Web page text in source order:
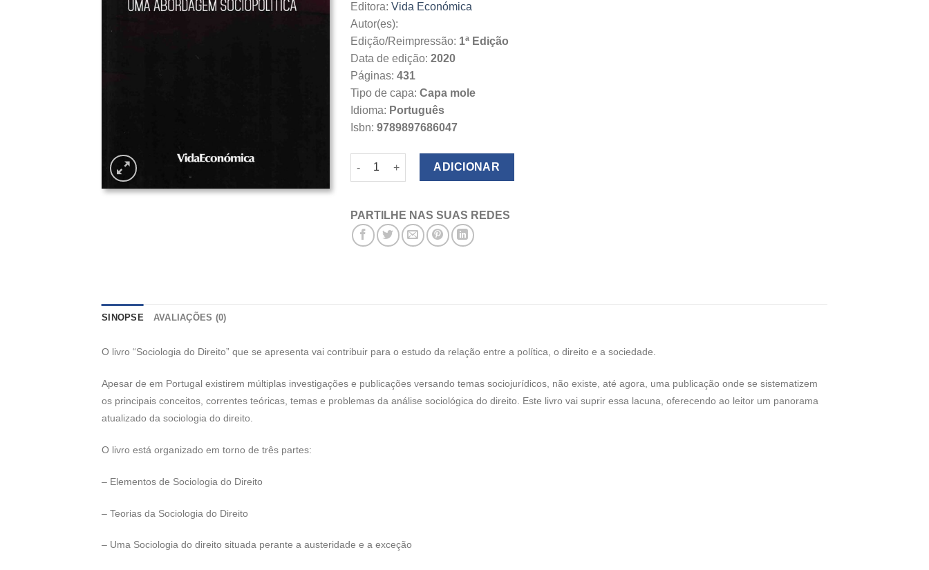
Editora: Vida Económica
Autor(es):
Edição/Reimpressão: 1ª Edição
Data de edição: 2020
Páginas: 431
Tipo de capa: Capa mole
Idioma: Português
Isbn: 9789897686047
Quantidade de Sociologia do Direito
ADICIONAR
PARTILHE NAS SUAS REDES
SINOPSE AVALIAÇÕES (0)
O livro “Sociologia do Direito” que se apresenta vai contribuir para o estudo da relação entre a política, o direito e a sociedade.
Apesar de em Portugal existirem múltiplas investigações e publicações versando temas sociojurídicos, não existe, até agora, uma publicação onde se sistematizem
os principais conceitos, correntes teóricas, temas e problemas da análise sociológica do direito. Este livro vai suprir essa lacuna, oferecendo ao leitor um panorama
atualizado da sociologia do direito.
O livro está organizado em torno de três partes:
– Elementos de Sociologia do Direito
– Teorias da Sociologia do Direito
– Uma Sociologia do direito situada perante a austeridade e a exceção